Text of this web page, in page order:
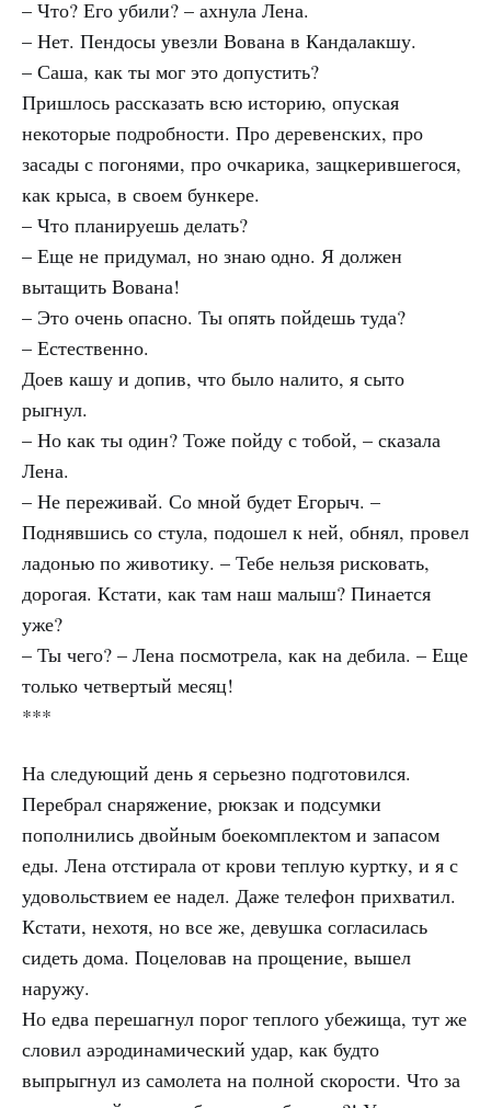
– Что? Его убили? – ахнула Лена.
– Нет. Пендосы увезли Вована в Кандалакшу.
– Саша, как ты мог это допустить?
Пришлось рассказать всю историю, опуская
некоторые подробности. Про деревенских, про
засады с погонями, про очкарика, защкерившегося,
как крыса, в своем бункере.
– Что планируешь делать?
– Еще не придумал, но знаю одно. Я должен
вытащить Вована!
– Это очень опасно. Ты опять пойдешь туда?
– Естественно.
Доев кашу и допив, что было налито, я сыто
рыгнул.
– Но как ты один? Тоже пойду с тобой, – сказала
Лена.
– Не переживай. Со мной будет Егорыч. –
Поднявшись со стула, подошел к ней, обнял, провел
ладонью по животику. – Тебе нельзя рисковать,
дорогая. Кстати, как там наш малыш? Пинается
уже?
– Ты чего? – Лена посмотрела, как на дебила. – Еще
только четвертый месяц!
***
На следующий день я серьезно подготовился.
Перебрал снаряжение, рюкзак и подсумки
пополнились двойным боекомплектом и запасом
еды. Лена отстирала от крови теплую куртку, и я с
удовольствием ее надел. Даже телефон прихватил.
Кстати, нехотя, но все же, девушка согласилась
сидеть дома. Поцеловав на прощение, вышел
наружу.
Но едва перешагнул порог теплого убежища, тут же
словил аэродинамический удар, как будто
выпрыгнул из самолета на полной скорости. Что за